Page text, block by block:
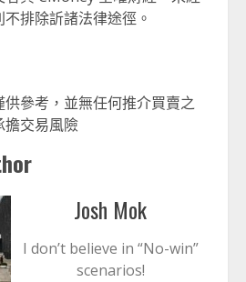
排除訢諸法律途徑。
參考，並無任何推介買賣之
擔交易風險
Josh Mok
I don’t believe in “No-win”
scenarios!